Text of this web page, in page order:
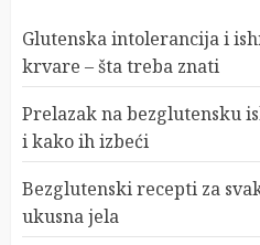
Glutenska intolerancija i
krvare – šta treba znati
Prelazak na bezglutensku
i kako ih izbeći
Bezglutenski recepti za
ukusna jela